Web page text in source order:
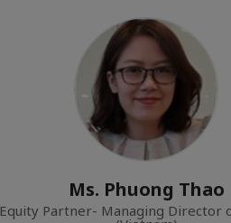
Ms. Phuong Thao
Equity Partner- Managing Director